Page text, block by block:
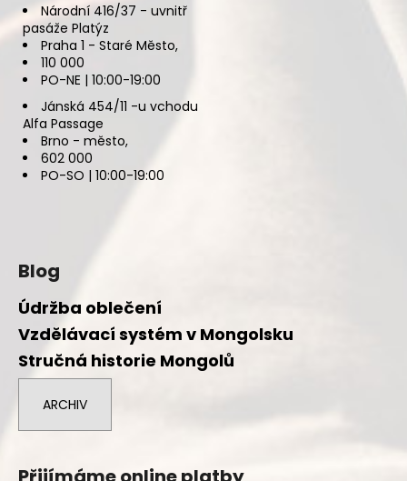
Národní 416/37 - uvnitř
pasáže Platýz
Praha 1 - Staré Město,
110 000
PO-NE | 10:00-19:00
Jánská 454/11 -u vchodu
Alfa Passage
Brno - město,
602 000
PO-SO | 10:00-19:00
Blog
Údržba oblečení
Vzdělávací systém v Mongolsku
Stručná historie Mongolů
ARCHIV